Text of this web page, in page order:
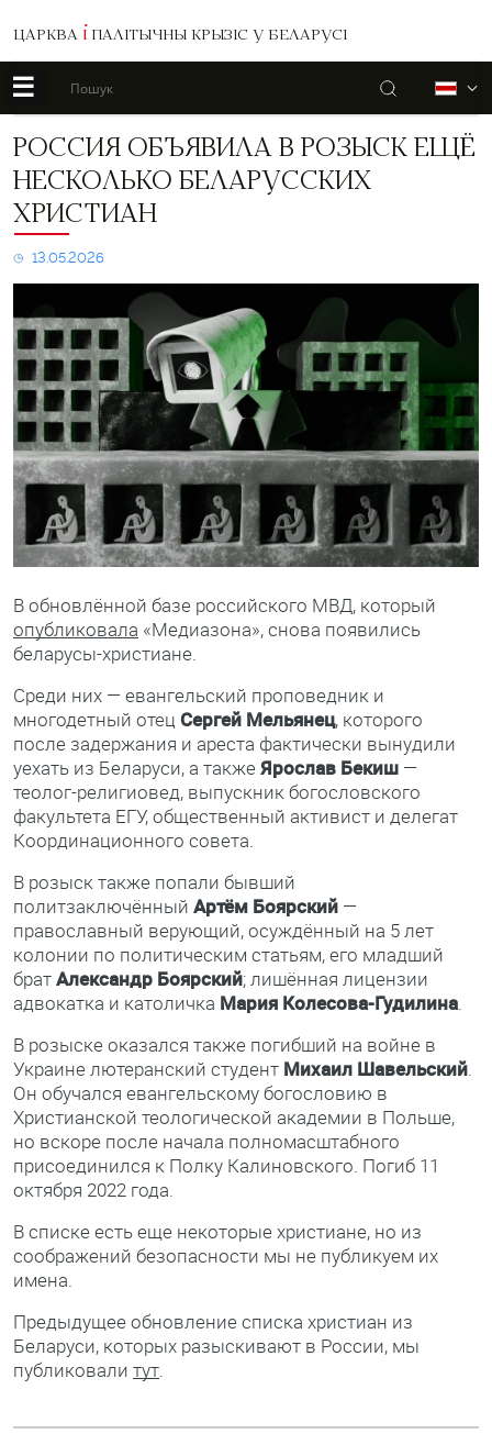
ЦАРКВА І ПАЛІТЫЧНЫ КРЫЗІС У БЕЛАРУСІ
☰ Пошук
Россия
объявила
в
розыск
ещё
несколько
беларусских
христиан
РОССИЯ ОБЪЯВИЛА В РОЗЫСК ЕЩЁ
НЕСКОЛЬКО БЕЛАРУССКИХ
ХРИСТИАН
13.05.2026
В обновлённой базе российского МВД, который
опубликовала «Медиазона», снова появились
беларусы-христиане.
Среди них — евангельский проповедник и
многодетный отец Сергей Мельянец, которого
после задержания и ареста фактически вынудили
уехать из Беларуси, а такжеЯрослав Бекиш —
теолог-религиовед, выпускник богословского
факультета ЕГУ, общественный активист и делегат
Координационного совета.
В розыск также попали бывший
политзаключённый Артём Боярский —
православный верующий, осуждённый на 5 лет
колонии по политическим статьям, его младший
братАлександр Боярский; лишённая лицензии
адвокатка и католичка Мария Колесова-Гудилина
В розыске оказался также погибший на войне в
Украине лютеранский студент Михаил Шавельский
Он обучался евангельскому богословию в
Христианской теологической академии в Польше,
но вскоре после начала полномасштабного
присоединился к Полку Калиновского. Погиб 11
октября 2022 года.
В списке есть еще некоторые христиане, но из
соображений безопасности мы не публикуем их
имена.
Предыдущее обновление списка христиан из
Беларуси, которых разыскивают в России, мы
публиковали тут